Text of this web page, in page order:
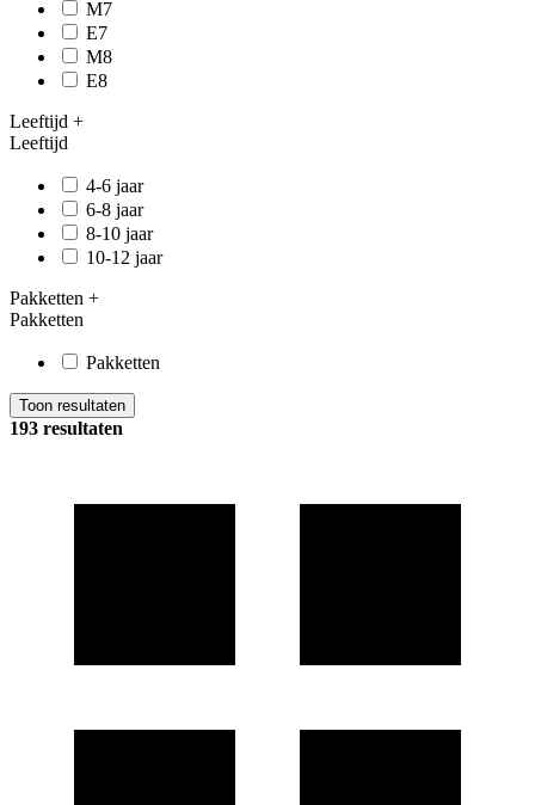
M7
E7
M8
E8
Leeftijd +
Leeftijd
4-6 jaar
6-8 jaar
8-10 jaar
10-12 jaar
Pakketten +
Pakketten
Pakketten
Toon resultaten
193 resultaten